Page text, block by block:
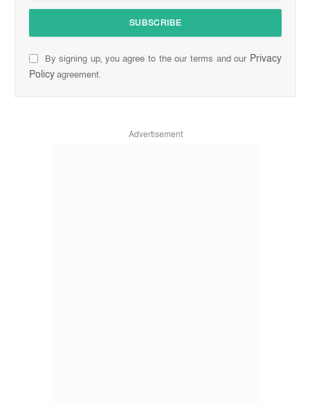
By signing up, you agree to the our terms and our Privacy
Policyagreement.
Advertisement